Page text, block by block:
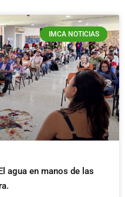
IMCA NOTICIAS
agua en manos de las